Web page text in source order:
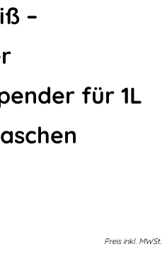
–
für 1L
Preis inkl. MWSt.